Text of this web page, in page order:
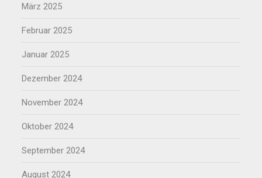
März 2025
Februar 2025
Januar 2025
Dezember 2024
November 2024
Oktober 2024
September 2024
August 2024